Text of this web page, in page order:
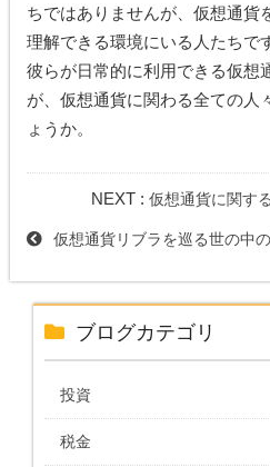
ちではありませんが、仮想通貨
理解できる環境にいる人たちで
彼らが日常的に利用できる仮想
が、仮想通貨に関わる全ての人
ょうか。
NEXT :仮想通貨に関す
仮想通貨リブラを巡る世の中
ブログカテゴリ
投資
税金